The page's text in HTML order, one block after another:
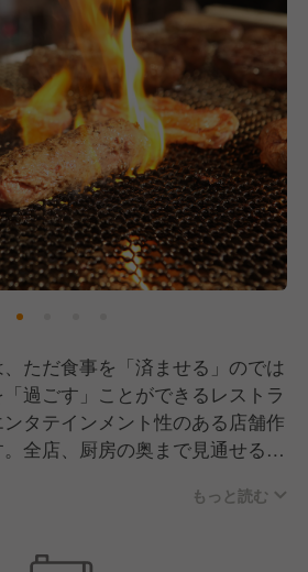
ただ食事を「済ませる」のでは
過ごす」ことができるレストラ
タテインメント性のある店舗作
全店、厨房の奥まで見通せるオ
き上げる大かまど、焼かれるステ
特徴です。さらに複数のライブ
もっと読む